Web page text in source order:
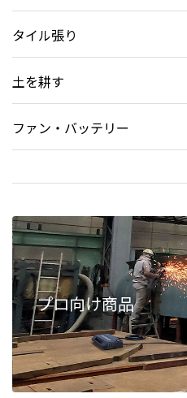
タイル張り
土を耕す
ファン・バッテリー
プロ向け商品